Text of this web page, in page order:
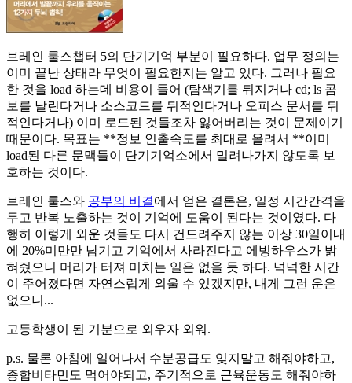
브레인 룰스챕터 5의 단기기억 부분이 필요하다. 업무 정의는
이미 끝난 상태라 무엇이 필요한지는 알고 있다. 그러나 필요
한 것을 load 하는데 비용이 들어 (탐색기를 뒤지거나 cd; ls 콤
보를 날린다거나 소스코드를 뒤적인다거나 오피스 문서를 뒤
적인다거나) 이미 로드된 것들조차 잃어버리는 것이 문제이기
때문이다. 목표는 **정보 인출속도를 최대로 올려서 **이미
load된 다른 문맥들이 단기기억소에서 밀려나가지 않도록 보
호하는 것이다.
브레인 룰스와 공부의 비결에서 얻은 결론은, 일정 시간간격을
두고 반복 노출하는 것이 기억에 도움이 된다는 것이였다. 다
행히 이렇게 외운 것들도 다시 건드려주지 않는 이상 30일이내
에 20%미만만 남기고 기억에서 사라진다고 에빙하우스가 밝
혀줬으니 머리가 터져 미치는 일은 없을 듯 하다. 넉넉한 시간
이 주어졌다면 자연스럽게 외울 수 있겠지만, 내게 그런 운은
없으니...
고등학생이 된 기분으로 외우자 외워.
p.s. 물론 아침에 일어나서 수분공급도 잊지말고 해줘야하고,
종합비타민도 먹어야되고, 주기적으로 근육운동도 해줘야하